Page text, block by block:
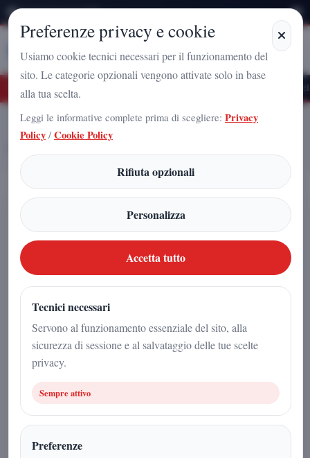
Domenica 9 Agosto 2026
StampaCampania
Nazionale a Caserta: l'uomo che sta costruendo il radicamento del
Home
Articoli
Futuro Nazionale conquista la Campania: il Senatore Cardiello rilancia
la nuova Destra
Futuro Nazionale conquista la
Campania: il Senatore Cardiello
rilancia la nuova Destra
2 maggio 2026
3min | Politica
Preferenze privacy e cookie
Usiamo cookie tecnici necessari per il funzionamento del
sito. Le categorie opzionali vengono attivate solo in base
alla tua scelta.
Leggi le informative complete prima di scegliere: Privacy
Policy / Cookie Policy
Rifiuta opzionali
Personalizza
Accetta tutto
Tecnici necessari
Servono al funzionamento essenziale del sito, alla
sicurezza di sessione e al salvataggio delle tue scelte
privacy.
Sempre attivo
Preferenze